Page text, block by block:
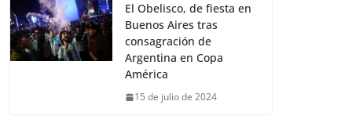
El Obelisco, de fiesta en
Buenos Aires tras
consagración de
Argentina en Copa
América
15 de julio de 2024